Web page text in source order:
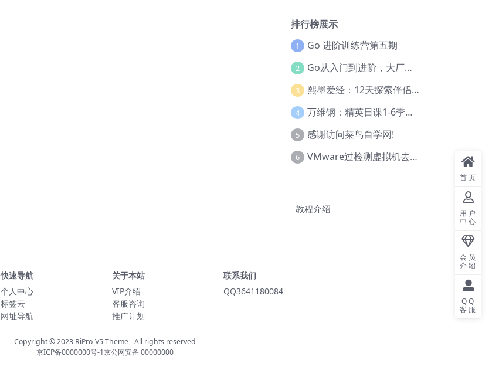
排行榜展示
1 Go 进阶训练营第五期
2 Go从入门到进阶，大厂案例全流程实践(完结)
3 熙墨爱经：12天探索伴侣亲密度
4 万维钢：精英日课1-6季合集
5 感谢访问菜鸟自学网!
6 VMware过检测虚拟机去虚拟化教程(工具+基础+进阶)
教程介绍
快速导航
个人中心
标签云
网址导航
关于本站
VIP介绍
客服咨询
推广计划
联系我们
QQ3641180084
Copyright © 2023 RiPro-V5 Theme- All rights reserved
京ICP备0000000号-1京公网安备 00000000
首页
用户
中心
会员
介绍
QQ
客服